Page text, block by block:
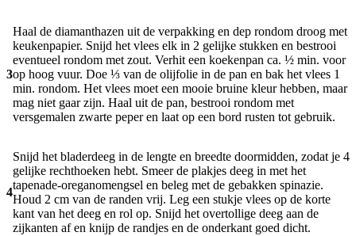
3
Haal de diamanthazen uit de verpakking en dep rondom droog met
keukenpapier. Snijd het vlees elk in 2 gelijke stukken en bestrooi
eventueel rondom met zout. Verhit een koekenpan ca. ½ min. voor
op hoog vuur. Doe ⅓ van de olijfolie in de pan en bak het vlees 1
min. rondom. Het vlees moet een mooie bruine kleur hebben, maar
mag niet gaar zijn. Haal uit de pan, bestrooi rondom met
versgemalen zwarte peper en laat op een bord rusten tot gebruik.
4
Snijd het bladerdeeg in de lengte en breedte doormidden, zodat je 4
gelijke rechthoeken hebt. Smeer de plakjes deeg in met het
tapenade-oreganomengsel en beleg met de gebakken spinazie.
Houd 2 cm van de randen vrij. Leg een stukje vlees op de korte
kant van het deeg en rol op. Snijd het overtollige deeg aan de
zijkanten af en knijp de randjes en de onderkant goed dicht.